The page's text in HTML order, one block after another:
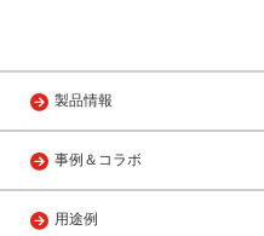
製品情報
事例＆コラボ
用途例